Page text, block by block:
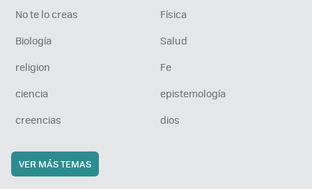
No te lo creas
Física
Biología
Salud
religion
Fe
ciencia
epistemología
creencias
dios
VER MÁS TEMAS